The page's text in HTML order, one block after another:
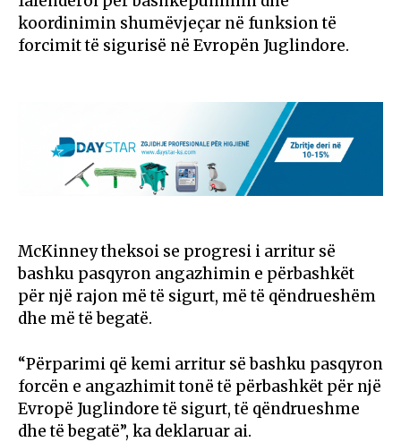
koordinimin shumëvjeçar në funksion të
forcimit të sigurisë në Evropën Juglindore.
McKinney theksoi se progresi i arritur së
bashku pasqyron angazhimin e përbashkët
për një rajon më të sigurt, më të qëndrueshëm
dhe më të begatë.
“Përparimi që kemi arritur së bashku pasqyron
forcën e angazhimit tonë të përbashkët për një
Evropë Juglindore të sigurt, të qëndrueshme
dhe të begatë”, ka deklaruar ai.